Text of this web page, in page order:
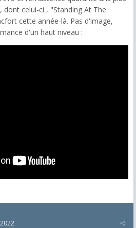
celui-ci , "Standing At The
cette année-là. Pas d'image,
d'un haut niveau :